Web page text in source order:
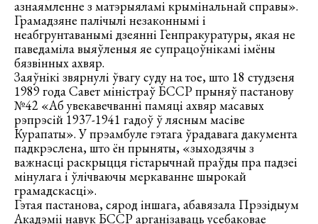
азнаямленне з матэрыяламі крымінальнай справы».
Грамадзяне палічылі незаконнымі і
неабгрунтаванымі дзеянні Генпракуратуры, якая не
паведаміла выяўленыя яе супрацоўнікамі імёны
бязвінных ахвяр.
Заяўнікі звярнулі ўвагу суду на тое, што 18 студзеня
1989 года Савет міністраў БССР прыняў пастанову
№42 «Аб увекавечванні памяці ахвяр масавых
рэпрэсій 1937-1941 гадоў ў лясным масіве
Курапаты». У прэамбуле гэтага ўрадавага дакумента
падкрэслена, што ён прыняты, «зыходзячы з
важнасці раскрыцця гістарычнай праўды пра падзеі
мінулага і ўлічваючы меркаванне шырокай
грамадскасці».
Гэтая пастанова, сярод іншага, абавязала Прэзідыум
Акадэміі навук БССР арганізаваць усебаковае